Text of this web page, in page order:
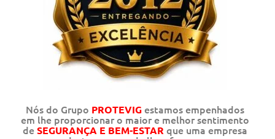
Nós do Grupo PROTEVIGestamos empenhados
em lhe proporcionar o maior e melhor sentimento
deSEGURANÇA E BEM-ESTAR que uma empresa